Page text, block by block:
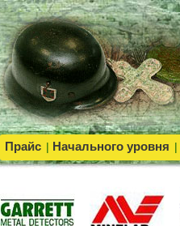
Прайс | Начального уровня |